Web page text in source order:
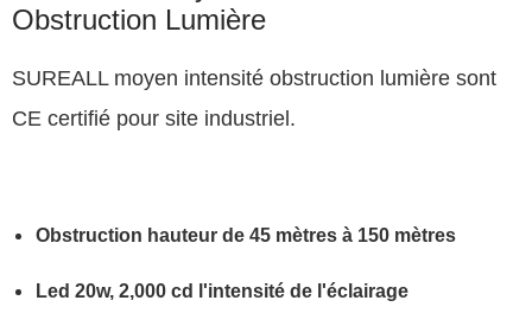
Obstruction Lumière
SUREALL moyen intensité obstruction lumière sont
CE certifié pour site industriel.
Obstruction hauteur de 45 mètres à 150 mètres
Led 20w, 2,000 cd l'intensité de l'éclairage